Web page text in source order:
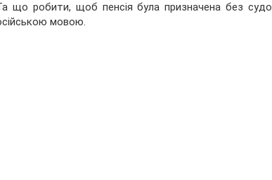
що робити, щоб пенсія була призначена без
мовою.